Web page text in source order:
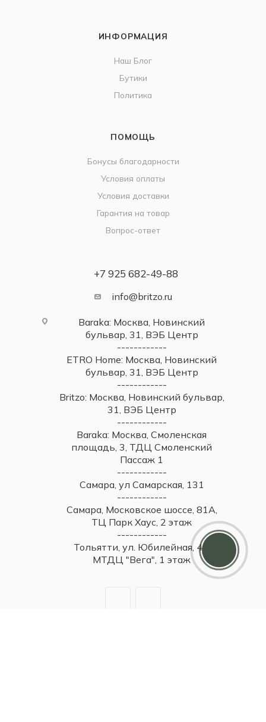
ИНФОРМАЦИЯ
Наш Блог
Бутики
Политика
ПОМОЩЬ
Бонусы благодарности
Условия оплаты
Условия доставки
Гарантия на товар
Вопрос-ответ
+7 925 682-49-88
info@britzo.ru
Baraka: Москва, Новинский
бульвар, 31, ВЭБ Центр
------------
ETRO Home: Москва, Новинский
бульвар, 31, ВЭБ Центр
------------
Britzo: Москва, Новинский бульвар,
31, ВЭБ Центр
------------
Baraka: Москва, Смоленская
площадь, 3, ТДЦ Смоленский
Пассаж 1
------------
Самара, ул Самарская, 131
------------
Самара, Московское шоссе, 81А,
ТЦ Парк Хаус, 2 этаж
------------
Тольятти, ул. Юбилейная, 40,
МТДЦ "Вега", 1 этаж